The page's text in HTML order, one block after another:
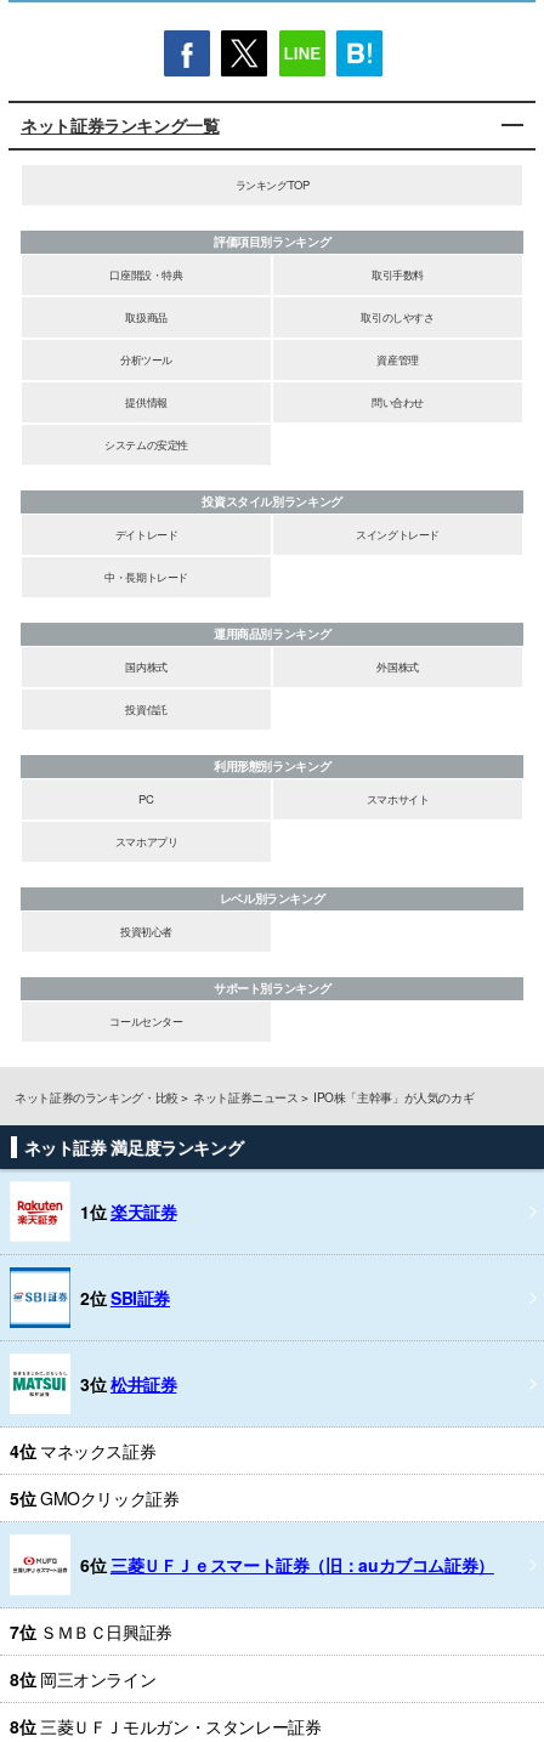
ネット証券ランキング一覧
ランキングTOP
評価項目別ランキング
口座開設・特典
取引手数料
取扱商品 取引のしやすさ
分析ツール 資産管理
提供情報 問い合わせ
システムの安定性
投資スタイル別ランキング
デイトレード
スイングトレード
中・長期トレード
運用商品別ランキング
国内株式
外国株式
投資信託
利用形態別ランキング
PC
スマホサイト
スマホアプリ
レベル別ランキング
投資初心者
サポート別ランキング
コールセンター
ネット証券のランキング・比較 ネット証券ニュース IPO株「主幹事」が人気のカギ
ネット証券 満足度ランキング
1位楽天証券
2位SBI証券
3位松井証券
4位 マネックス証券
5位GMOクリック証券
6位 三菱ＵＦＪｅスマート証券（旧：auカブコム証券）
7位 ＳＭＢＣ日興証券
8位 岡三オンライン
8位 三菱ＵＦＪモルガン・スタンレー証券